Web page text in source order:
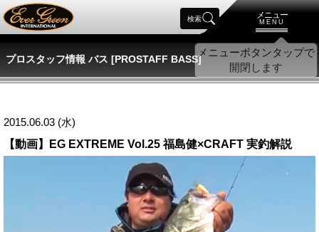
メニュー
MENU
検索
プロスタッフ情報 バス [PROSTAFF BASS]
2015.06.03 (水)
【動画】EG EXTREME Vol.25 福島健×CRAFT 実釣解説